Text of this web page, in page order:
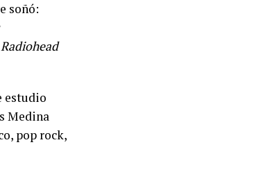
soñó:
estudio
Medina
pop rock,